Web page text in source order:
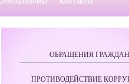
ОБРАЩЕНИЯ ГРАЖДАН
ПРОТИВОДЕЙСТВИЕ